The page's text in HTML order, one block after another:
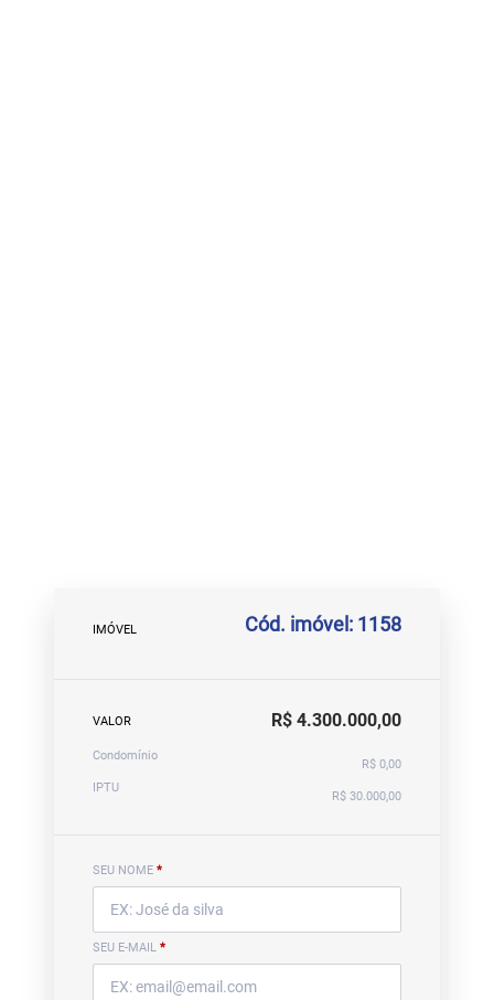
IMÓVEL Cód. imóvel: 1158
VALOR R$ 4.300.000,00
Condomínio
R$ 0,00
IPTU
R$ 30.000,00
SEU NOME *
SEU E-MAIL *